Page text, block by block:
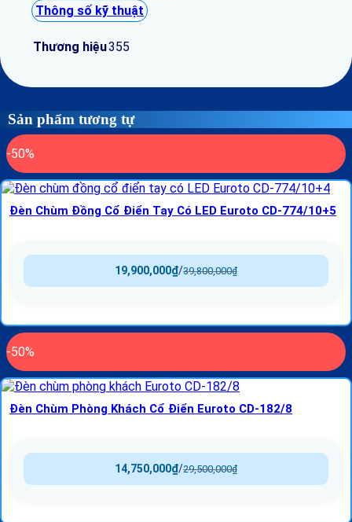
Thông số kỹ thuật
Thương hiệu355
Sản phẩm tương tự
-50%
Đèn Chùm Đồng Cổ Điển Tay Có LED Euroto CD-774/10+5
39,800,000₫
/
19,900,000₫
-50%
Đèn Chùm Phòng Khách Cổ Điển Euroto CD-182/8
29,500,000₫
/
14,750,000₫